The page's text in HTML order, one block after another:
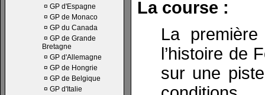
¤ GP d'Espagne
¤ GP de Monaco
¤ GP du Canada
¤ GP de Grande
Bretagne
¤ GP d'Allemagne
¤ GP de Hongrie
¤ GP de Belgique
¤ GP d'Italie
La course :
La
l’histoire de
sur une